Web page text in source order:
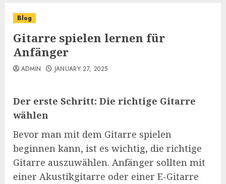
Blog
Gitarre spielen lernen für
Anfänger
ADMIN JANUARY 27, 2025
Der erste Schritt: Die richtige Gitarre
wählen
Bevor man mit dem Gitarre spielen
beginnen kann, ist es wichtig, die richtige
Gitarre auszuwählen. Anfänger sollten mit
einer Akustikgitarre oder einer E-Gitarre